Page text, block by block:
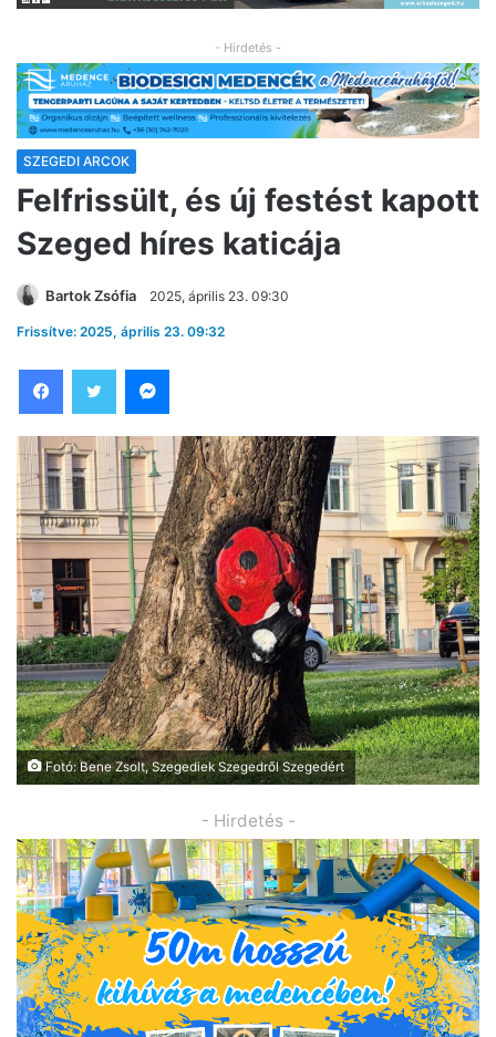
- Hirdetés -
SZEGEDI ARCOK
Felfrissült, és új festést kapott
Szeged híres katicája
Bartok Zsófia 2025, április 23. 09:30
Frissítve: 2025, április 23. 09:32
Fotó: Bene Zsolt, Szegediek Szegedről Szegedért
- Hirdetés -